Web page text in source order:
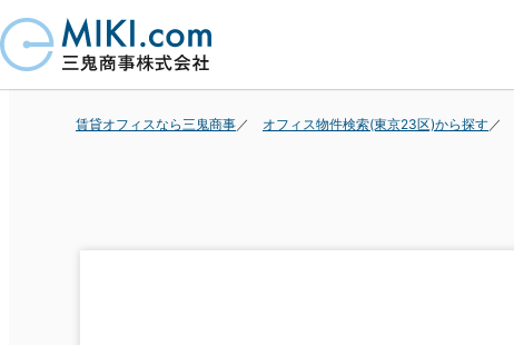
賃貸オフィスなら三鬼商事 オフィス物件検索(東京23区)から探す